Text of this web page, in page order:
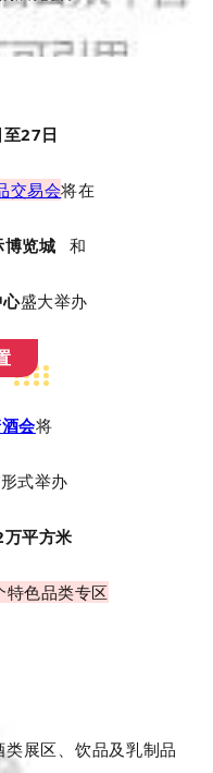
27日
交易会将在
博览城 和
盛大举办
会将
式举办
平方米
特色品类专区
类展区、饮品及乳制品